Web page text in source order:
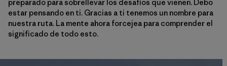
preparado para sobrellevar los desafíos que vienen. Debo
estar pensando en ti. Gracias a ti tenemos un nombre para
nuestra ruta. La mente ahora forcejea para comprender el
significado de todo esto.